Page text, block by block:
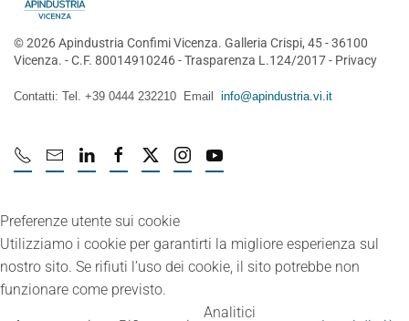
©2026Apindustria Confimi Vicenza. Galleria Crispi, 45 - 36100
Vicenza. - C.F. 80014910246 -Trasparenza L.124/2017- Privacy
Contatti: Tel. +39 0444 232210 Email info@apindustria.vi.it
Preferenze utente sui cookie
Utilizziamo i cookie per garantirti la migliore esperienza sul
nostro sito. Se rifiuti l’uso dei cookie, il sito potrebbe non
funzionare come previsto.
Analitici